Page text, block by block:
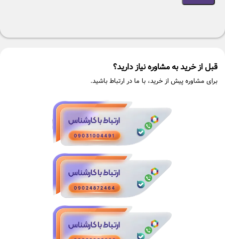
قبل از خرید به مشاوره نیاز دارید؟
برای مشاوره پیش از خرید، با ما در ارتباط باشید.